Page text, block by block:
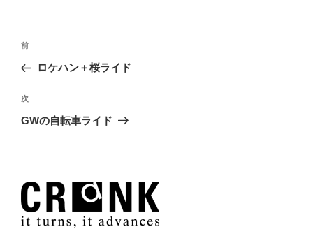
投
ナ
ビ
ゲ
ン
過
去
投
前
ロケハン＋桜ライド
次
の
次
GWの自転車ライド